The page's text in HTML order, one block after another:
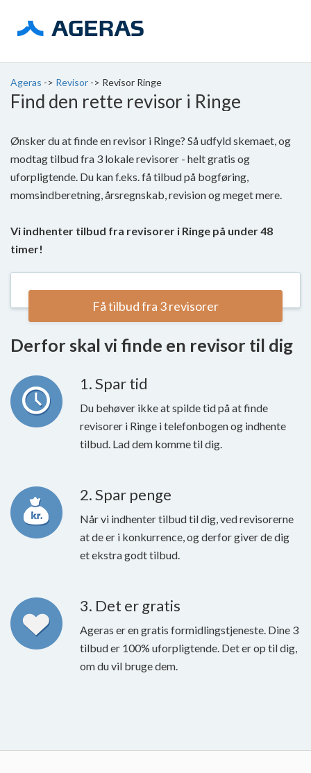
Ageras -> Revisor -> Revisor Ringe
Find den rette revisor i Ringe
Ønsker du at finde en revisor i Ringe? Så udfyld skemaet, og
modtag tilbud fra 3 lokale revisorer - helt gratis og
uforpligtende. Du kan f.eks. få tilbud på bogføring,
momsindberetning, årsregnskab, revision og meget mere.
Vi indhenter tilbud fra revisorer i Ringe på under 48
timer!
Få tilbud fra 3 revisorer
Derfor skal vi finde en revisor til dig
1. Spar tid
Du behøver ikke at spilde tid på at finde
revisorer i Ringe i telefonbogen og indhente
tilbud. Lad dem komme til dig.
2. Spar penge
Når vi indhenter tilbud til dig, ved revisorerne
at de er i konkurrence, og derfor giver de dig
et ekstra godt tilbud.
3. Det er gratis
Ageras er en gratis formidlingstjeneste. Dine 3
tilbud er 100% uforpligtende. Det er op til dig,
om du vil bruge dem.